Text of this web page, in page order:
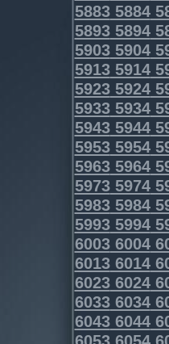
58835884
58935894
59035904
59135914
59235924
59335934
59435944
59535954
59635964
59735974
59835984
59935994
60036004
60136014
60236024
60336034
60436044